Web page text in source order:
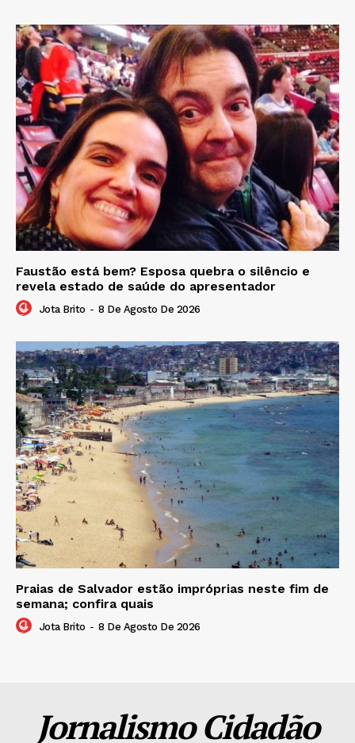
Faustão está bem? Esposa quebra o silêncio e
revela estado de saúde do apresentador
Jota Brito - 8 De Agosto De 2026
Praias de Salvador estão impróprias neste fim de
semana; confira quais
Jota Brito - 8 De Agosto De 2026
Jornalismo Cidadão